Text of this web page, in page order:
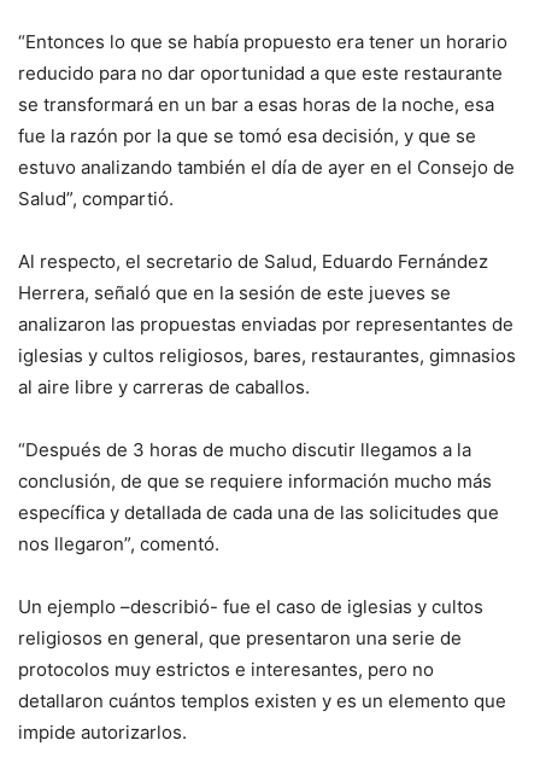
“Entonces lo que se había propuesto era tener un horario
reducido para no dar oportunidad a que este restaurante
se transformará en un bar a esas horas de la noche, esa
fue la razón por la que se tomó esa decisión, y que se
estuvo analizando también el día de ayer en el Consejo de
Salud”, compartió.
Al respecto, el secretario de Salud, Eduardo Fernández
Herrera, señaló que en la sesión de este jueves se
analizaron las propuestas enviadas por representantes de
iglesias y cultos religiosos, bares, restaurantes, gimnasios
al aire libre y carreras de caballos.
“Después de 3 horas de mucho discutir llegamos a la
conclusión, de que se requiere información mucho más
específica y detallada de cada una de las solicitudes que
nos llegaron”, comentó.
Un ejemplo –describió- fue el caso de iglesias y cultos
religiosos en general, que presentaron una serie de
protocolos muy estrictos e interesantes, pero no
detallaron cuántos templos existen y es un elemento que
impide autorizarlos.